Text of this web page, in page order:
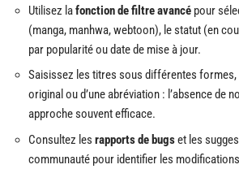
Utilisez lafonction de filtre avancé pour
(manga, manhwa, webtoon), le statut (en
par popularité ou date de mise à jour.
Saisissez les titres sous différentes formes,
original ou d’une abréviation : l’absence de
approche souvent efficace.
Consultez les rapports de bugset les
communauté pour identifier les